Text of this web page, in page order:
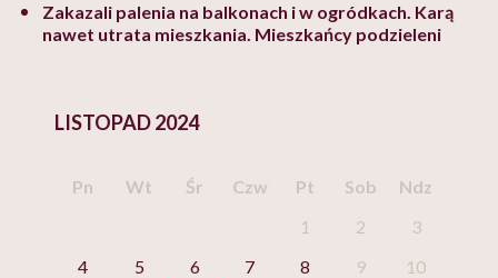
Zakazali palenia na balkonach i w ogródkach. Karą
nawet utrata mieszkania. Mieszkańcy podzieleni
LISTOPAD 2024
Pn Wt Śr Czw Pt Sob
Ndz
1
2
3
4
5 6 7 8 9
10